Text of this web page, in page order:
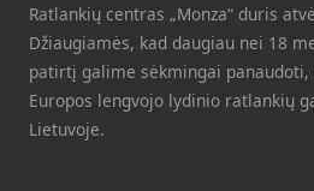
Ratlankių centras „Monza“ duris
Džiaugiamės, kad daugiau nei 18
patirtį galime sėkmingai
Europos lengvojo lydinio ratlankių
Lietuvoje.